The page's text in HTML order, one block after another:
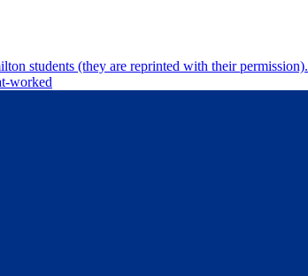
students (they are reprinted with their permission).
worked